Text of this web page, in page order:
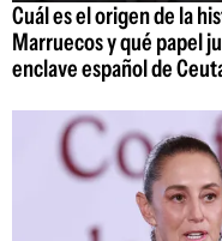
Cuál es el origen de la
Marruecos y qué papel
enclave español de